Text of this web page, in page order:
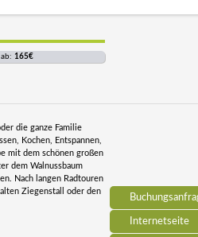
Internetseite
165€
die ganze Familie
Kochen, Entspannen,
mit dem schönen großen
dem Walnussbaum
Nach langen Radtouren
Ziegenstall oder den